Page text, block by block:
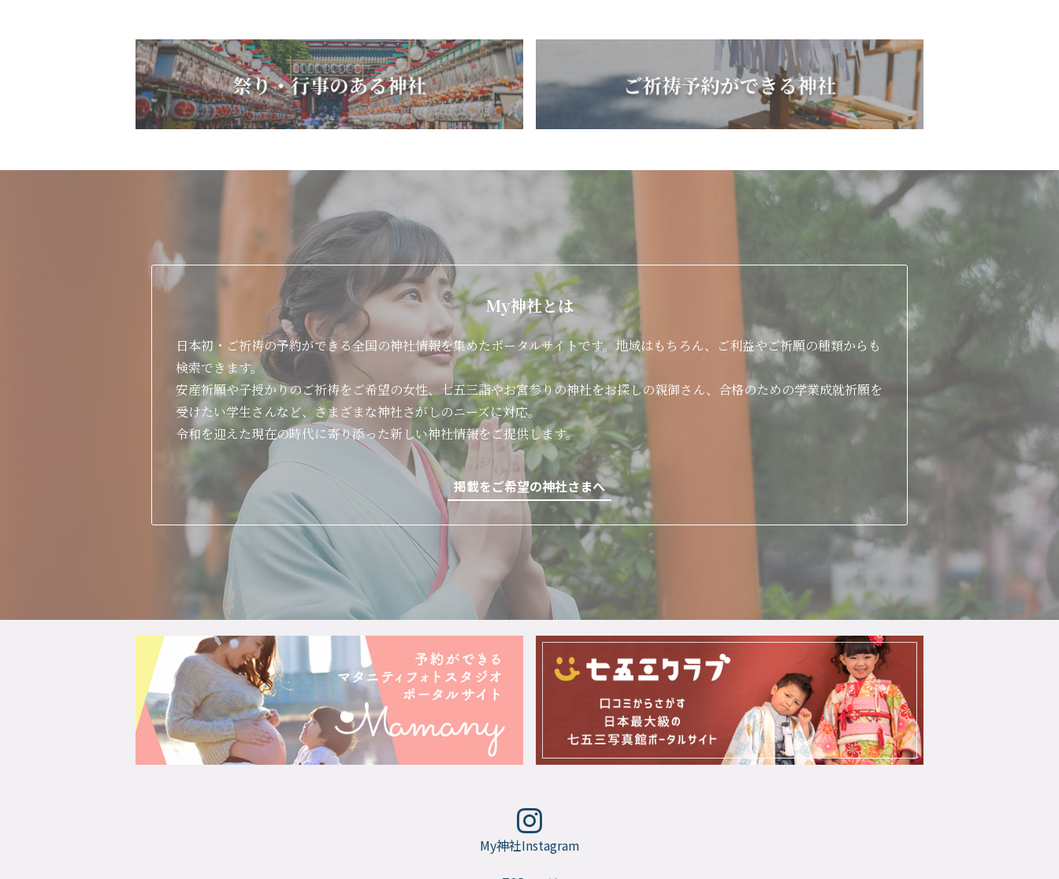
My神社とは
日本初・ご祈祷の予約ができる全国の神社情報を集めたポータルサイトです。地域はもちろん、ご利益やご祈願の種類からも
検索できます。
安産祈願や子授かりのご祈祷をご希望の女性、七五三詣やお宮参りの神社をお探しの親御さん、合格のための学業成就祈願を
受けたい学生さんなど、さまざまな神社さがしのニーズに対応。
令和を迎えた現在の時代に寄り添った新しい神社情報をご提供します。
掲載をご希望の神社さまへ
My神社Instagram